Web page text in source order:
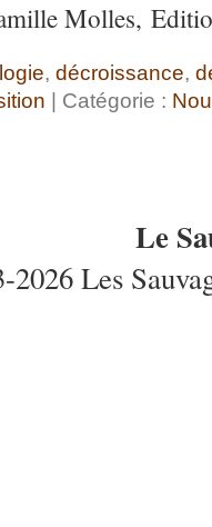
Molles,
, décroissance,
| Catégorie :
Le
Les